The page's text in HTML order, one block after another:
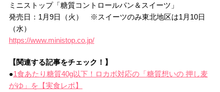
ミニストップ「糖質コントロールパン＆スイーツ」
発売日：1月9日（火） ※スイーツのみ東北地区は1月10日
（水）
https://www.ministop.co.jp/
【関連する記事をチェック！】
●1食あたり糖質40g以下！ロカボ対応の「糖質想いの 押し麦
がゆ」を【実食レポ】